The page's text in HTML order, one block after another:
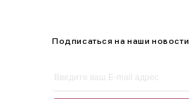
Подписаться на наши новости